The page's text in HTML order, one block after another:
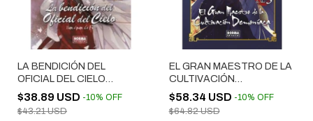
LA BENDICIÓN DEL
OFICIAL DEL CIELO
NOVELA # 05
$38.89 USD -10% OFF
$43.21 USD
EL GRAN MAESTRO DE LA
CULTIVACIÓN
DEMONÍACA NOVELA # 05
EDICIÓN ESPECIAL
$58.34 USD -10% OFF
$64.82 USD